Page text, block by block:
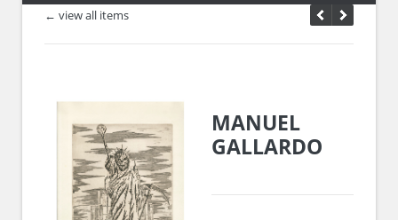
← view all items
MANUEL
GALLARDO